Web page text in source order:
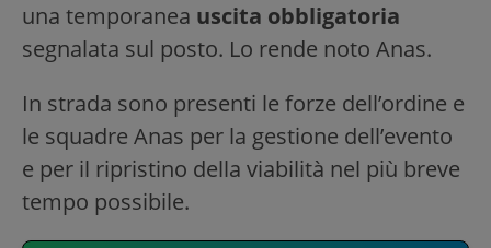
una temporanea uscita obbligatoria
segnalata sul posto. Lo rende noto Anas.
In strada sono presenti le forze dell’ordine e
le squadre Anas per la gestione dell’evento
e per il ripristino della viabilità nel più breve
tempo possibile.